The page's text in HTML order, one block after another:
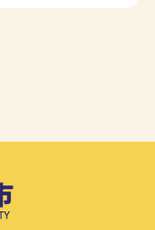
歳に達した場合は当